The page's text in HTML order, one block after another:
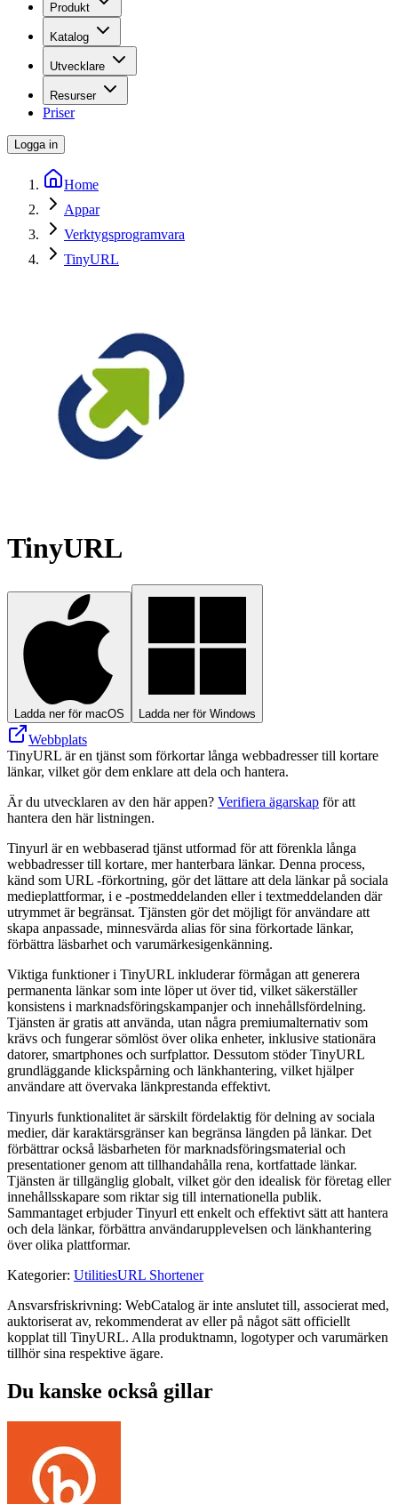
Produkt
Katalog
Utvecklare
Resurser
Priser
Logga in
Home
Appar
Verktygsprogramvara
TinyURL
TinyURL
Ladda ner för macOS Ladda ner för Windows
Webbplats
TinyURL är en tjänst som förkortar långa webbadresser till kortare
länkar, vilket gör dem enklare att dela och hantera.
Är du utvecklaren av den här appen? Verifiera ägarskap för att
hantera den här listningen.
Tinyurl är en webbaserad tjänst utformad för att förenkla långa
webbadresser till kortare, mer hanterbara länkar. Denna process,
känd som URL -förkortning, gör det lättare att dela länkar på sociala
medieplattformar, i e -postmeddelanden eller i textmeddelanden där
utrymmet är begränsat. Tjänsten gör det möjligt för användare att
skapa anpassade, minnesvärda alias för sina förkortade länkar,
förbättra läsbarhet och varumärkesigenkänning.
Viktiga funktioner i TinyURL inkluderar förmågan att generera
permanenta länkar som inte löper ut över tid, vilket säkerställer
konsistens i marknadsföringskampanjer och innehållsfördelning.
Tjänsten är gratis att använda, utan några premiumalternativ som
krävs och fungerar sömlöst över olika enheter, inklusive stationära
datorer, smartphones och surfplattor. Dessutom stöder TinyURL
grundläggande klickspårning och länkhantering, vilket hjälper
användare att övervaka länkprestanda effektivt.
Tinyurls funktionalitet är särskilt fördelaktig för delning av sociala
medier, där karaktärsgränser kan begränsa längden på länkar. Det
förbättrar också läsbarheten för marknadsföringsmaterial och
presentationer genom att tillhandahålla rena, kortfattade länkar.
Tjänsten är tillgänglig globalt, vilket gör den idealisk för företag eller
innehållsskapare som riktar sig till internationella publik.
Sammantaget erbjuder Tinyurl ett enkelt och effektivt sätt att hantera
och dela länkar, förbättra användarupplevelsen och länkhantering
över olika plattformar.
Kategorier: UtilitiesURL Shortener
Ansvarsfriskrivning: WebCatalog är inte anslutet till, associerat med,
auktoriserat av, rekommenderat av eller på något sätt officiellt
kopplat till TinyURL. Alla produktnamn, logotyper och varumärken
tillhör sina respektive ägare.
Du kanske också gillar